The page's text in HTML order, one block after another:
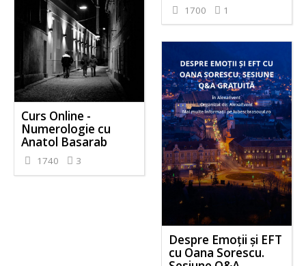
1700 1
Curs Online -
Numerologie cu
Anatol Basarab
1740 3
Despre Emoții și EFT
cu Oana Sorescu.